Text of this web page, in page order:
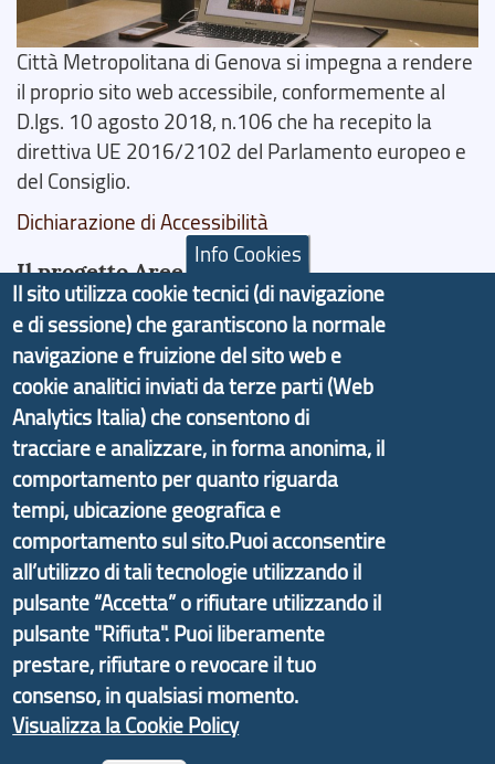
Città Metropolitana di Genova si impegna a rendere
il proprio sito web accessibile, conformemente al
D.lgs. 10 agosto 2018, n.106 che ha recepito la
direttiva UE 2016/2102 del Parlamento europeo e
del Consiglio.
Dichiarazione di Accessibilità
Il progetto Aree Interne
Il portale di marketing territoriale e sviluppo locale
di Genova Città Metropolitana si è sviluppato a
partire dal progetto nazionale Aree Interne
promosso dal Dipartimento per lo Sviluppo
Economico e finalizzato al rilancio socio-economico
delle valli dell’entroterra. In particolare fornisce
informazioni ed aggiornamenti sullaStrategia
d'Area Antola-Tigullio, in collaborazione con Regione
Liguria ed ANCI Liguria.
Info Cookies
Il sito utilizza cookie tecnici (di navigazione
e di sessione) che garantiscono la normale
navigazione e fruizione del sito web e
cookie analitici inviati da terze parti (Web
Analytics Italia) che consentono di
tracciare e analizzare, in forma anonima, il
comportamento per quanto riguarda
tempi, ubicazione geografica e
comportamento sul sito.Puoi acconsentire
all’utilizzo di tali tecnologie utilizzando il
pulsante “Accetta” o rifiutare utilizzando il
pulsante "Rifiuta". Puoi liberamente
prestare, rifiutare o revocare il tuo
consenso, in qualsiasi momento.
Visualizza la Cookie Policy